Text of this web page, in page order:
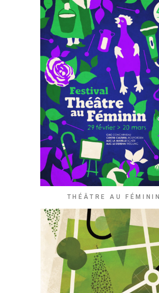
THÉÂTRE AU FÉMININ